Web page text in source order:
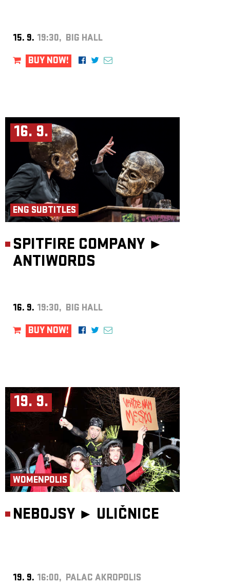
15. 9. 19:30, BIG HALL
BUY NOW!
16. 9.
ENG SUBTITLES
SPITFIRE COMPANY ►
ANTIWORDS
16. 9. 19:30, BIG HALL
BUY NOW!
19. 9.
WOMENPOLIS
NEBOJSY ► ULIČNICE
19. 9. 16:00, PALAC AKROPOLIS